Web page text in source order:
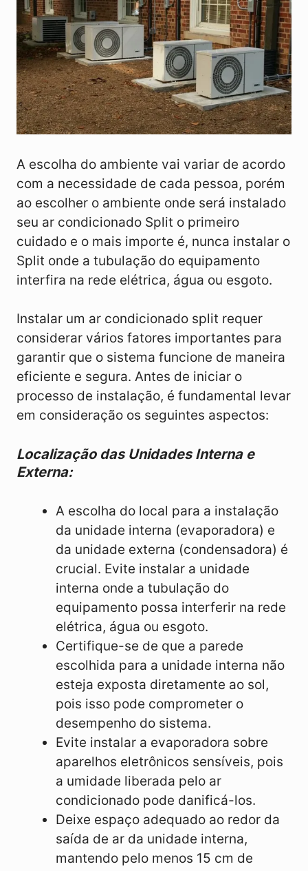
A escolha do ambiente vai variar de acordo
com a necessidade de cada pessoa, porém
ao escolher o ambiente onde será instalado
seu ar condicionado Split o primeiro
cuidado e o mais importe é, nunca instalar o
Split onde a tubulação do equipamento
interfira na rede elétrica, água ou esgoto.
Instalar um ar condicionado split requer
considerar vários fatores importantes para
garantir que o sistema funcione de maneira
eficiente e segura. Antes de iniciar o
processo de instalação, é fundamental levar
em consideração os seguintes aspectos:
Localização das Unidades Interna e
Externa:
A escolha do local para a instalação
da unidade interna (evaporadora) e
da unidade externa (condensadora) é
crucial. Evite instalar a unidade
interna onde a tubulação do
equipamento possa interferir na rede
elétrica, água ou esgoto.
Certifique-se de que a parede
escolhida para a unidade interna não
esteja exposta diretamente ao sol,
pois isso pode comprometer o
desempenho do sistema.
Evite instalar a evaporadora sobre
aparelhos eletrônicos sensíveis, pois
a umidade liberada pelo ar
condicionado pode danificá-los.
Deixe espaço adequado ao redor da
saída de ar da unidade interna,
mantendo pelo menos 15 cm de